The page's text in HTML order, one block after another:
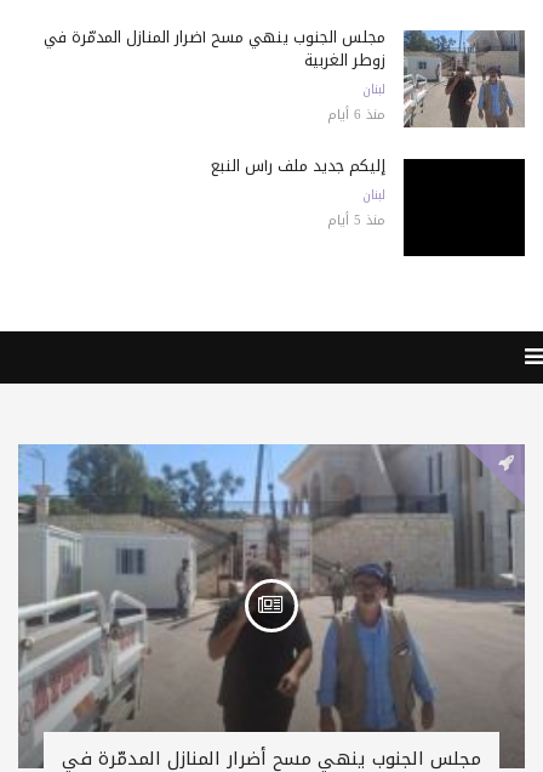
مجلس الجنوب ينهي مسح أضرار المنازل المدمّرة في
زوطر الغربية
لبنان
منذ 6 أيام
إليكم جديد ملف رأس النبع
لبنان
منذ 5 أيام
مجلس الجنوب ينهي مسح أضرار المنازل المدمّرة في